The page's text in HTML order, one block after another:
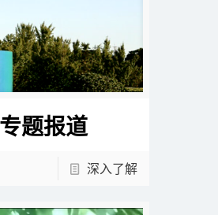
题报道
深入了解